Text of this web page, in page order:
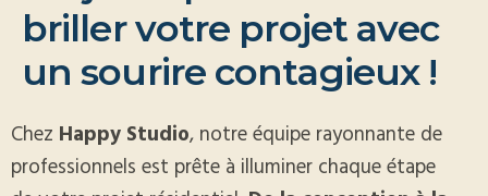
brillervotre projet avec
un sourire contagieux !
Chez Happy Studio, notre équipe rayonnante de
professionnels est prête à illuminer chaque étape